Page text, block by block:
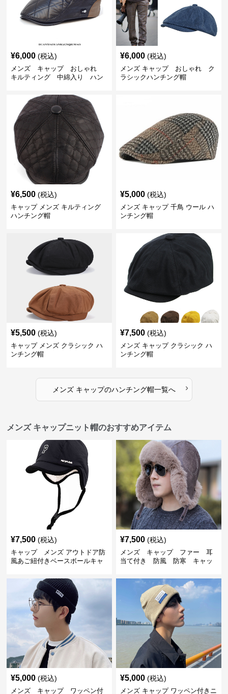
¥6,000 (税込)
メンズ キャップ おしゃれ
キルティング 中綿入り ハン
¥6,000 (税込)
メンズ キャップ おしゃれ ク
ラシックハンチング帽
¥6,500 (税込)
キャップ メンズ キルティング
ハンチング帽
¥5,000 (税込)
メンズ キャップ 千鳥 ウール ハ
ンチング帽
¥5,500 (税込)
キャップ メンズ クラシック ハ
ンチング帽
¥7,500 (税込)
メンズ キャップ クラシック ハ
ンチング帽
メンズ キャップのハンチング帽一覧へ ›
メンズ キャップニット帽のおすすめアイテム
¥7,500 (税込)
キャップ メンズ アウトドア防
風あご紐付きベースボールキャ
¥7,500 (税込)
メンズ キャップ ファー 耳
当て付き 防風 防寒 キャッ
¥5,000 (税込)
メンズ キャップ ワッペン付
¥5,000 (税込)
メンズ キャップ ワッペン付きニ